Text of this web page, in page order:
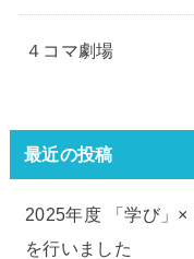
４コマ劇場
最近の投稿
2025年度 「学び」
を行いました